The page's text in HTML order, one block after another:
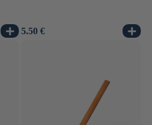
Normaler
5.50 €